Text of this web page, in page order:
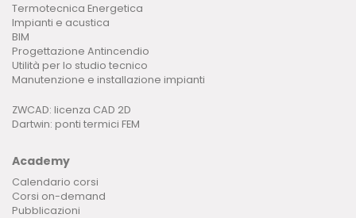
Termotecnica Energetica
Impianti e acustica
BIM
Progettazione Antincendio
Utilità per lo studio tecnico
Manutenzione e installazione impianti
ZWCAD: licenza CAD 2D
Dartwin: ponti termici FEM
Academy
Calendario corsi
Corsi on-demand
Pubblicazioni